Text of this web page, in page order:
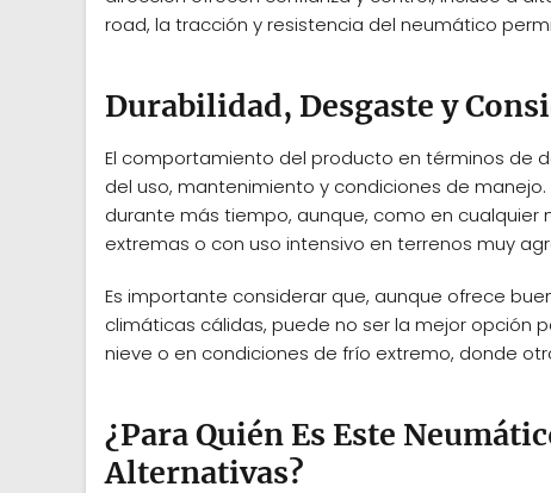
road, la tracción y resistencia del neumático
Durabilidad, Desgaste y
El comportamiento del producto en términos de
del uso, mantenimiento y condiciones de
durante más tiempo, aunque, como en
extremas o con uso intensivo en terrenos muy
Es importante considerar que, aunque ofrece
climáticas cálidas, puede no ser la mejor opción
nieve o en condiciones de frío extremo, donde
¿Para Quién Es Este
Alternativas?